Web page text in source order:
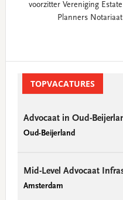
voorzitter Vereniging Estate
Planners Notariaat
SidebarTOPVACATURES
Advocaat in Oud-
Oud-Beijerland
Mid-Level Advocaat
Amsterdam